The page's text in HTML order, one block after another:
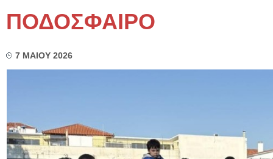
ΠΟΔΟΣΦΑΙΡΟ
7 ΜΑΙΟΥ 2026